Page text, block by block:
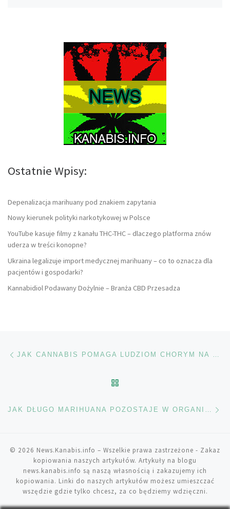
Ostatnie Wpisy:
Depenalizacja marihuany pod znakiem zapytania
Nowy kierunek polityki narkotykowej w Polsce
YouTube kasuje filmy z kanału THC-THC – dlaczego platforma znów
uderza w treści konopne?
Ukraina legalizuje import medycznej marihuany – co to oznacza dla
pacjentów i gospodarki?
Kannabidiol Podawany Dożylnie – Branża CBD Przesadza
Nawigacja wpisu JAK CANNABIS POMAGA LUDZIOM CHORYM NA HIV?
© 2026 News.Kanabis.info – Wszelkie prawa zastrzeżone - Zakaz
kopiowania naszych artykułów. Artykuły na blogu
news.kanabis.info są naszą własnością i zakazujemy ich
kopiowania. Linki do naszych artykułów możesz umieszczać
wszędzie gdzie tylko chcesz, za co będziemy wdzięczni.